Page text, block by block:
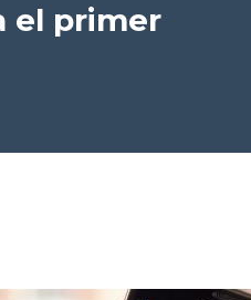
el primer